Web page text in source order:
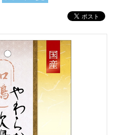
English